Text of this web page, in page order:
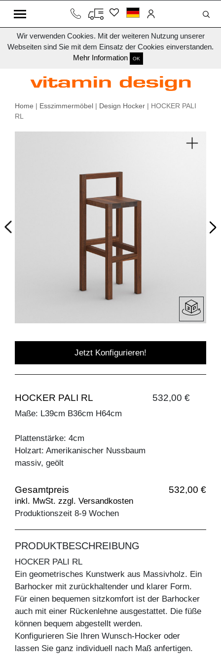
Wir verwenden Cookies. Mit der weiteren Nutzung unserer
Webseiten sind Sie mit dem Einsatz der Cookies einverstanden.
Mehr Information
OK
Home | Esszimmermöbel | Design Hocker | HOCKER PALI
RL
Jetzt Konfigurieren!
HOCKER PALI RL 532,00 €
Maße: L39cm B36cm H64cm
Plattenstärke: 4cm
Holzart: Amerikanischer Nussbaum
massiv, geölt
Gesamtpreis 532,00 €
inkl. MwSt. zzgl. Versandkosten
Produktionszeit 8-9 Wochen
PRODUKTBESCHREIBUNG
HOCKER PALI RL
Ein geometrisches Kunstwerk aus Massivholz. Ein
Barhocker mit zurückhaltender und klarer Form.
Für einen bequemen sitzkomfort ist der Barhocker
auch mit einer Rückenlehne ausgestattet. Die füße
können bequem abgestellt werden.
Konfigurieren Sie Ihren Wunsch-Hocker oder
lassen Sie ganz individuell nach Maß anfertigen.